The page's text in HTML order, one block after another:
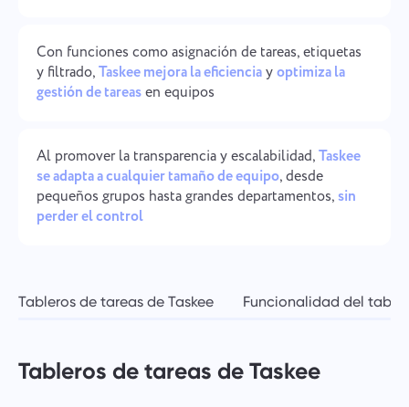
Con funciones como asignación de tareas, etiquetas
y filtrado,Taskee mejora la eficienciayoptimiza la
gestión de tareasen equipos
Al promover la transparencia y escalabilidad,Taskee
se adapta a cualquier tamaño de equipo, desde
pequeños grupos hasta grandes departamentos, sin
perder el control
Tableros de tareas de Taskee Funcionalidad del
Tableros de tareas de Taskee